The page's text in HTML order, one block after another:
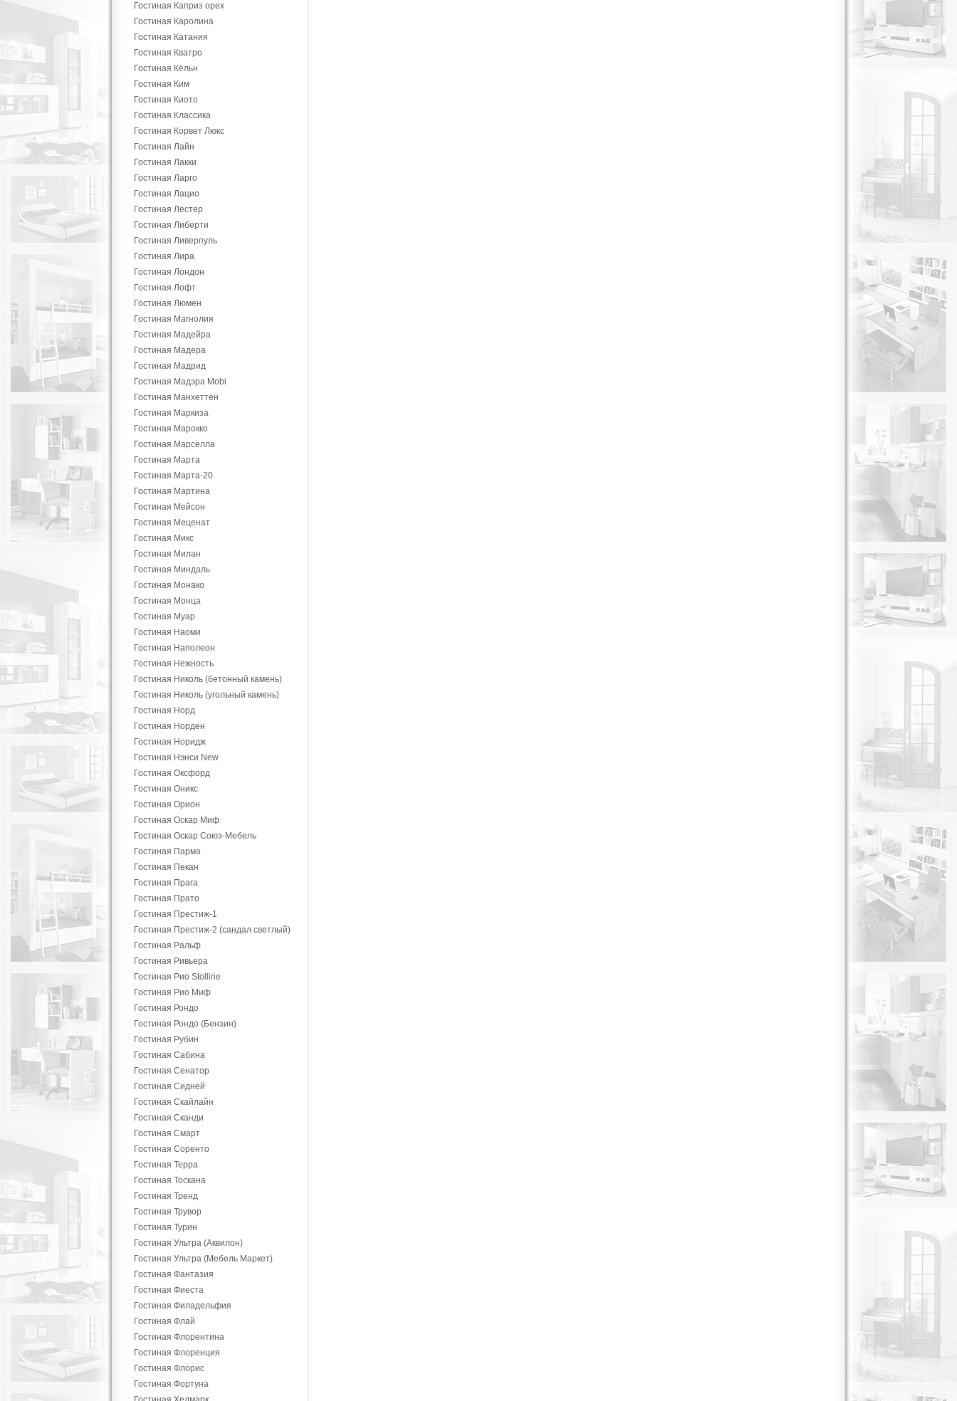
Гостиная Каприз орех
Гостиная Каролина
Гостиная Катания
Гостиная Кватро
Гостиная Кёльн
Гостиная Ким
Гостиная Киото
Гостиная Классика
Гостиная Корвет Люкс
Гостиная Лайн
Гостиная Лакки
Гостиная Ларго
Гостиная Лацио
Гостиная Лестер
Гостиная Либерти
Гостиная Ливерпуль
Гостиная Лира
Гостиная Лондон
Гостиная Лофт
Гостиная Люмен
Гостиная Магнолия
Гостиная Мадейра
Гостиная Мадера
Гостиная Мадрид
Гостиная Мадэра Mobi
Гостиная Манхеттен
Гостиная Маркиза
Гостиная Марокко
Гостиная Марселла
Гостиная Марта
Гостиная Марта-20
Гостиная Мартина
Гостиная Мейсон
Гостиная Меценат
Гостиная Микс
Гостиная Милан
Гостиная Миндаль
Гостиная Монако
Гостиная Монца
Гостиная Муар
Гостиная Наоми
Гостиная Наполеон
Гостиная Нежность
Гостиная Николь (бетонный камень)
Гостиная Николь (угольный камень)
Гостиная Норд
Гостиная Норден
Гостиная Норидж
Гостиная Нэнси New
Гостиная Оксфорд
Гостиная Оникс
Гостиная Орион
Гостиная Оскар Миф
Гостиная Оскар Союз-Мебель
Гостиная Парма
Гостиная Пекан
Гостиная Прага
Гостиная Прато
Гостиная Престиж-1
Гостиная Престиж-2 (сандал светлый)
Гостиная Ральф
Гостиная Ривьера
Гостиная Рио Stolline
Гостиная Рио Миф
Гостиная Рондо
Гостиная Рондо (Бензин)
Гостиная Рубин
Гостиная Сабина
Гостиная Сенатор
Гостиная Сидней
Гостиная Скайлайн
Гостиная Сканди
Гостиная Смарт
Гостиная Соренто
Гостиная Терра
Гостиная Тоскана
Гостиная Тренд
Гостиная Трувор
Гостиная Турин
Гостиная Ультра (Аквилон)
Гостиная Ультра (Мебель Маркет)
Гостиная Фантазия
Гостиная Фиеста
Гостиная Филадельфия
Гостиная Флай
Гостиная Флорентина
Гостиная Флоренция
Гостиная Флорис
Гостиная Фортуна